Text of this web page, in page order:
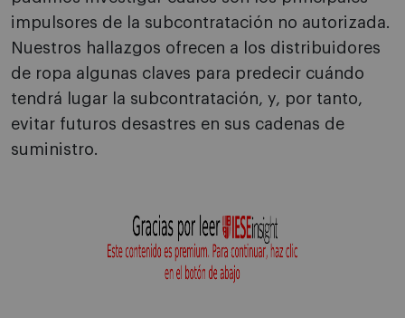
impulsores de la subcontratación no autorizada.
Nuestros hallazgos ofrecen a los distribuidores
de ropa algunas claves para predecir cuándo
tendrá lugar la subcontratación, y, por tanto,
evitar futuros desastres en sus cadenas de
suministro.